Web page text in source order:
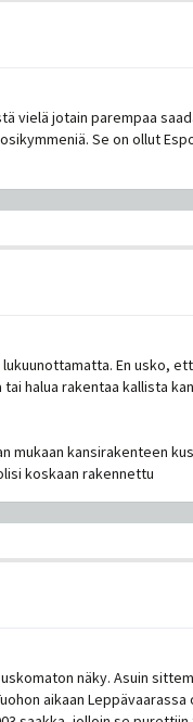
jotain parempaa
Se on ollut
En usko,
halua rakentaa kallista
mukaan kansirakenteen
koskaan rakennettu
näky. Asuin
aikaan Leppävaarassa